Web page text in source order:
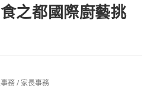
之都國際廚藝挑
務/ 家長事務